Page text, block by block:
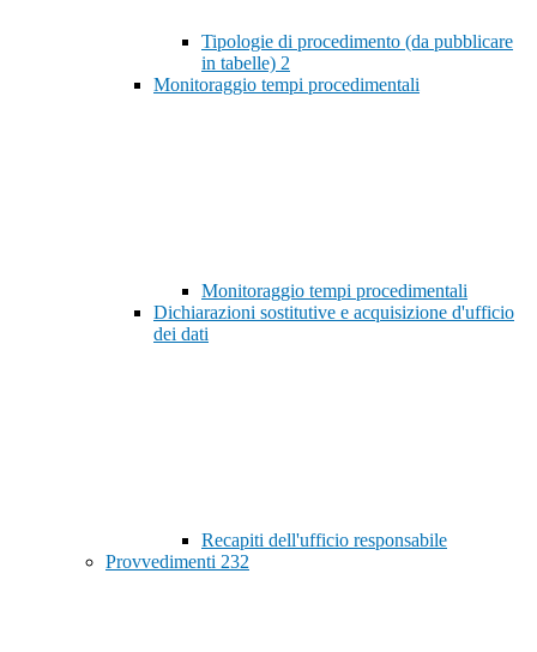
Tipologie di procedimento (da pubblicare
in tabelle) 2
Monitoraggio tempi procedimentali
Monitoraggio tempi procedimentali
Dichiarazioni sostitutive e acquisizione d'ufficio
dei dati
Recapiti dell'ufficio responsabile
Provvedimenti 232